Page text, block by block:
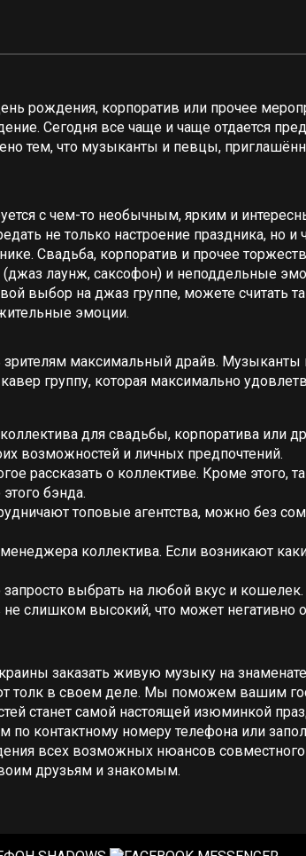
рождения, корпоратив или прочее
Сегодня все чаще и чаще отдается
тем, что музыканты и певцы,
с чем-то необычным, ярким и
не только настроение праздника, но
Свадьба, корпоратив и прочее
лаунж, саксофон) и неподдельные
выбор на джаз группе, можете
эмоции.
зрителям максимальный драйв.
группу, которая максимально
для свадьбы, корпоратива или
возможностей и личных предпочтений.
рассказать о коллективе. Кроме
бэнда.
топовые агентства, можно без
коллектива. Если возникают
выбрать на любой вкус и кошелек.
слишком высокий, что может негативно
заказать живую музыку на
толк в своем деле. Мы поможем вашим
станет самой настоящей изюминкой
по контактному номеру телефона или
всех возможных нюансов
друзьям и знакомым.